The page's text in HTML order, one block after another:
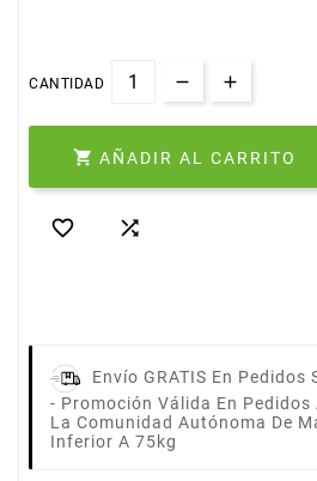
CANTIDAD
 AÑADIR AL CARRITO
 
Envío GRATIS En Pedidos
- Promoción Válida En Pedidos
La Comunidad Autónoma De
Inferior A 75kg